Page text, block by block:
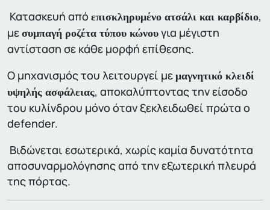
Κατασκευή από επισκληρυμένο ατσάλι και καρβίδιο,
με συμπαγή ροζέτα τύπου κώνου για μέγιστη
αντίσταση σε κάθε μορφή επίθεσης.
O μηχανισμός του λειτουργεί με μαγνητικό κλειδί
υψηλής ασφάλειας, αποκαλύπτοντας την είσοδο
του κυλίνδρου μόνο όταν ξεκλειδωθεί πρώτα ο
defender.
Βιδώνεται εσωτερικά, χωρίς καμία δυνατότητα
αποσυναρμολόγησης από την εξωτερική πλευρά
της πόρτας.